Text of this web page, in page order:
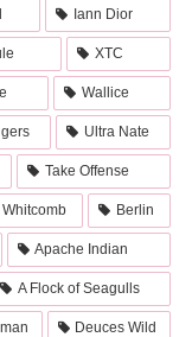
Iann Dior
XTC
Wallice
Ultra Nate
Take Offense
Berlin
Apache Indian
A Flock of Seagulls
Deuces Wild